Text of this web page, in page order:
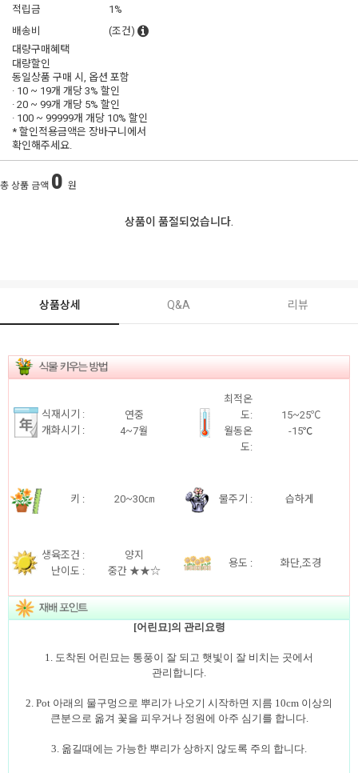
적립금
1%
배송비
(조건)
대량구매혜택
대량할인
동일상품 구매 시, 옵션 포함
· 10 ~ 19개 개당3% 할인
· 20 ~ 99개 개당 5% 할인
· 100 ~ 99999개 개당 10% 할인
* 할인적용금액은 장바구니에서
확인해주세요.
총 상품 금액 0 원
상품이 품절되었습니다.
상품상세 Q&A 리뷰
식재시기 :
개화시기 :
연중
4~7월
최적온
도:
월동온
도:
15~25℃
-15℃
키 : 20~30㎝ 물주기 : 습하게
생육조건 :
난이도 :
양지
중간 ★★☆
용도 : 화단,조경
[어린묘]의 관리요령
1. 도착된 어린묘는 통풍이 잘 되고 햇빛이 잘 비치는 곳에서
관리합니다.
2. Pot 아래의 물구멍으로 뿌리가 나오기 시작하면 지름 10cm 이상의
큰분으로 옮겨 꽃을 피우거나 정원에 아주 심기를 합니다.
3. 옮길때에는 가능한 뿌리가 상하지 않도록 주의 합니다.